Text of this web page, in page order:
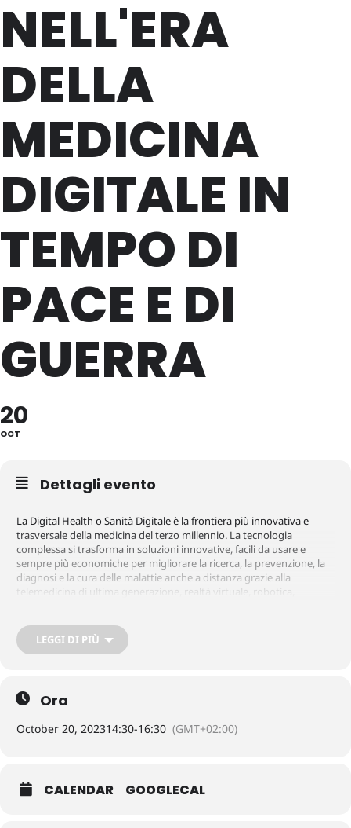
NELL'ERA
DELLA
MEDICINA
DIGITALE IN
TEMPO DI
PACE E DI
GUERRA
20
OCT
Dettagli evento
La Digital Health o Sanità Digitale è la frontiera più innovativa e
trasversale della medicina del terzo millennio. La tecnologia
complessa si trasforma in soluzioni innovative, facili da usare e
sempre più economiche per migliorare la ricerca, la prevenzione, la
diagnosi e la cura delle malattie anche a distanza grazie alla
telemedicina di ultima generazione, realtà virtuale, robotica,
tra paziente e medico e le responsabilità medico-legali? La Sanità del
futuro è sostenibile? Come sono investiti i fondi del PNRR?
Sopravviverà l’Intelligenza umana o la stupidità artificiale?
il momento di decidere e progettare insieme la Sanità che
meritiamo.
LEGGI DI PIÙ
Ora
October 20, 202314:30-16:30 (GMT+02:00)
CALENDAR GOOGLECAL